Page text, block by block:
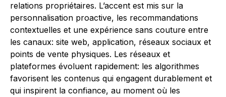
relations propriétaires. L’accent est mis sur la
personnalisation proactive, les recommandations
contextuelles et une expérience sans couture entre
les canaux: site web, application, réseaux sociaux et
points de vente physiques. Les réseaux et
plateformes évoluent rapidement: les algorithmes
favorisent les contenus qui engagent durablement et
qui inspirent la confiance, au moment où les